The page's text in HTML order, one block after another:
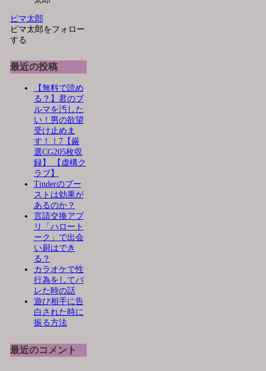
ピマ太郎
ピマ太郎をフォロー
する
最近の投稿
【無料で読め
る？】君のブ
ルマを汚した
い！男の欲望
受け止めま
す！！7【厳
選CG205枚収
録】 【虚構ク
ラブ】
Tinderのブー
ストは効果が
あるのか？
言語交換アプ
リ「ハロート
ーク」で出会
い厨はでき
る？
カラオケで性
行為をしてバ
レた時の話
遊び相手に告
白された時に
振る方法
最近のコメント